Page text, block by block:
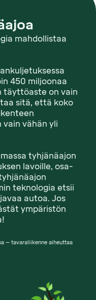
mahdollistaa
450 miljoonaa
täyttöaste on vain
sitä, että koko
vähän yli
tyhjänäajon
lavoille, osa-
teknologia etsii
autoa. Jos
ympäristön
– tavaraliikenne aiheuttaa